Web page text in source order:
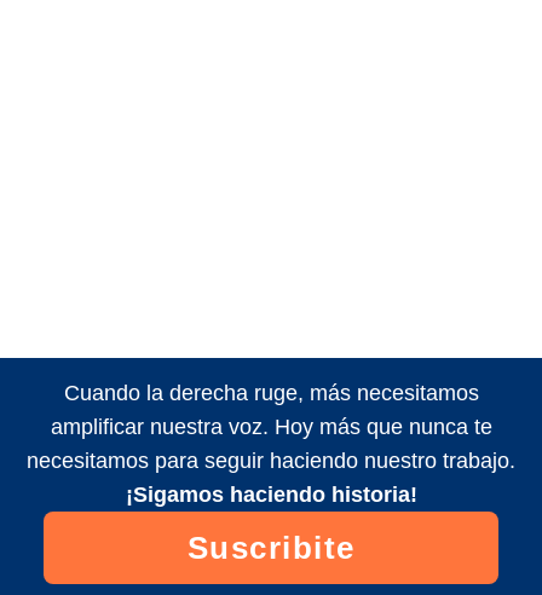
Cuando la derecha ruge, más necesitamos
amplificar nuestra voz. Hoy más que nunca te
necesitamos para seguir haciendo nuestro trabajo.
¡Sigamos haciendo historia!
Suscribite